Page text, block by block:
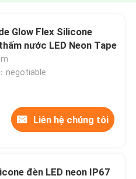
Glow Flex Silicone
nước LED Neon Tape
negotiable
Liên hệ chúng tôi
đèn LED neon IP67